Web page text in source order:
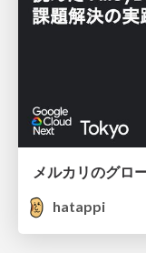
hatappi